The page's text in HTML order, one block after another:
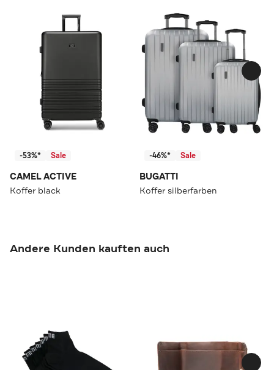
-53%* Sale
CAMEL ACTIVE
Koffer black
-46%* Sale
BUGATTI
Koffer silberfarben
Andere Kunden kauften auch